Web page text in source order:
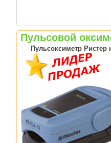
Пульсовой
Пульсоксиметр Ристер